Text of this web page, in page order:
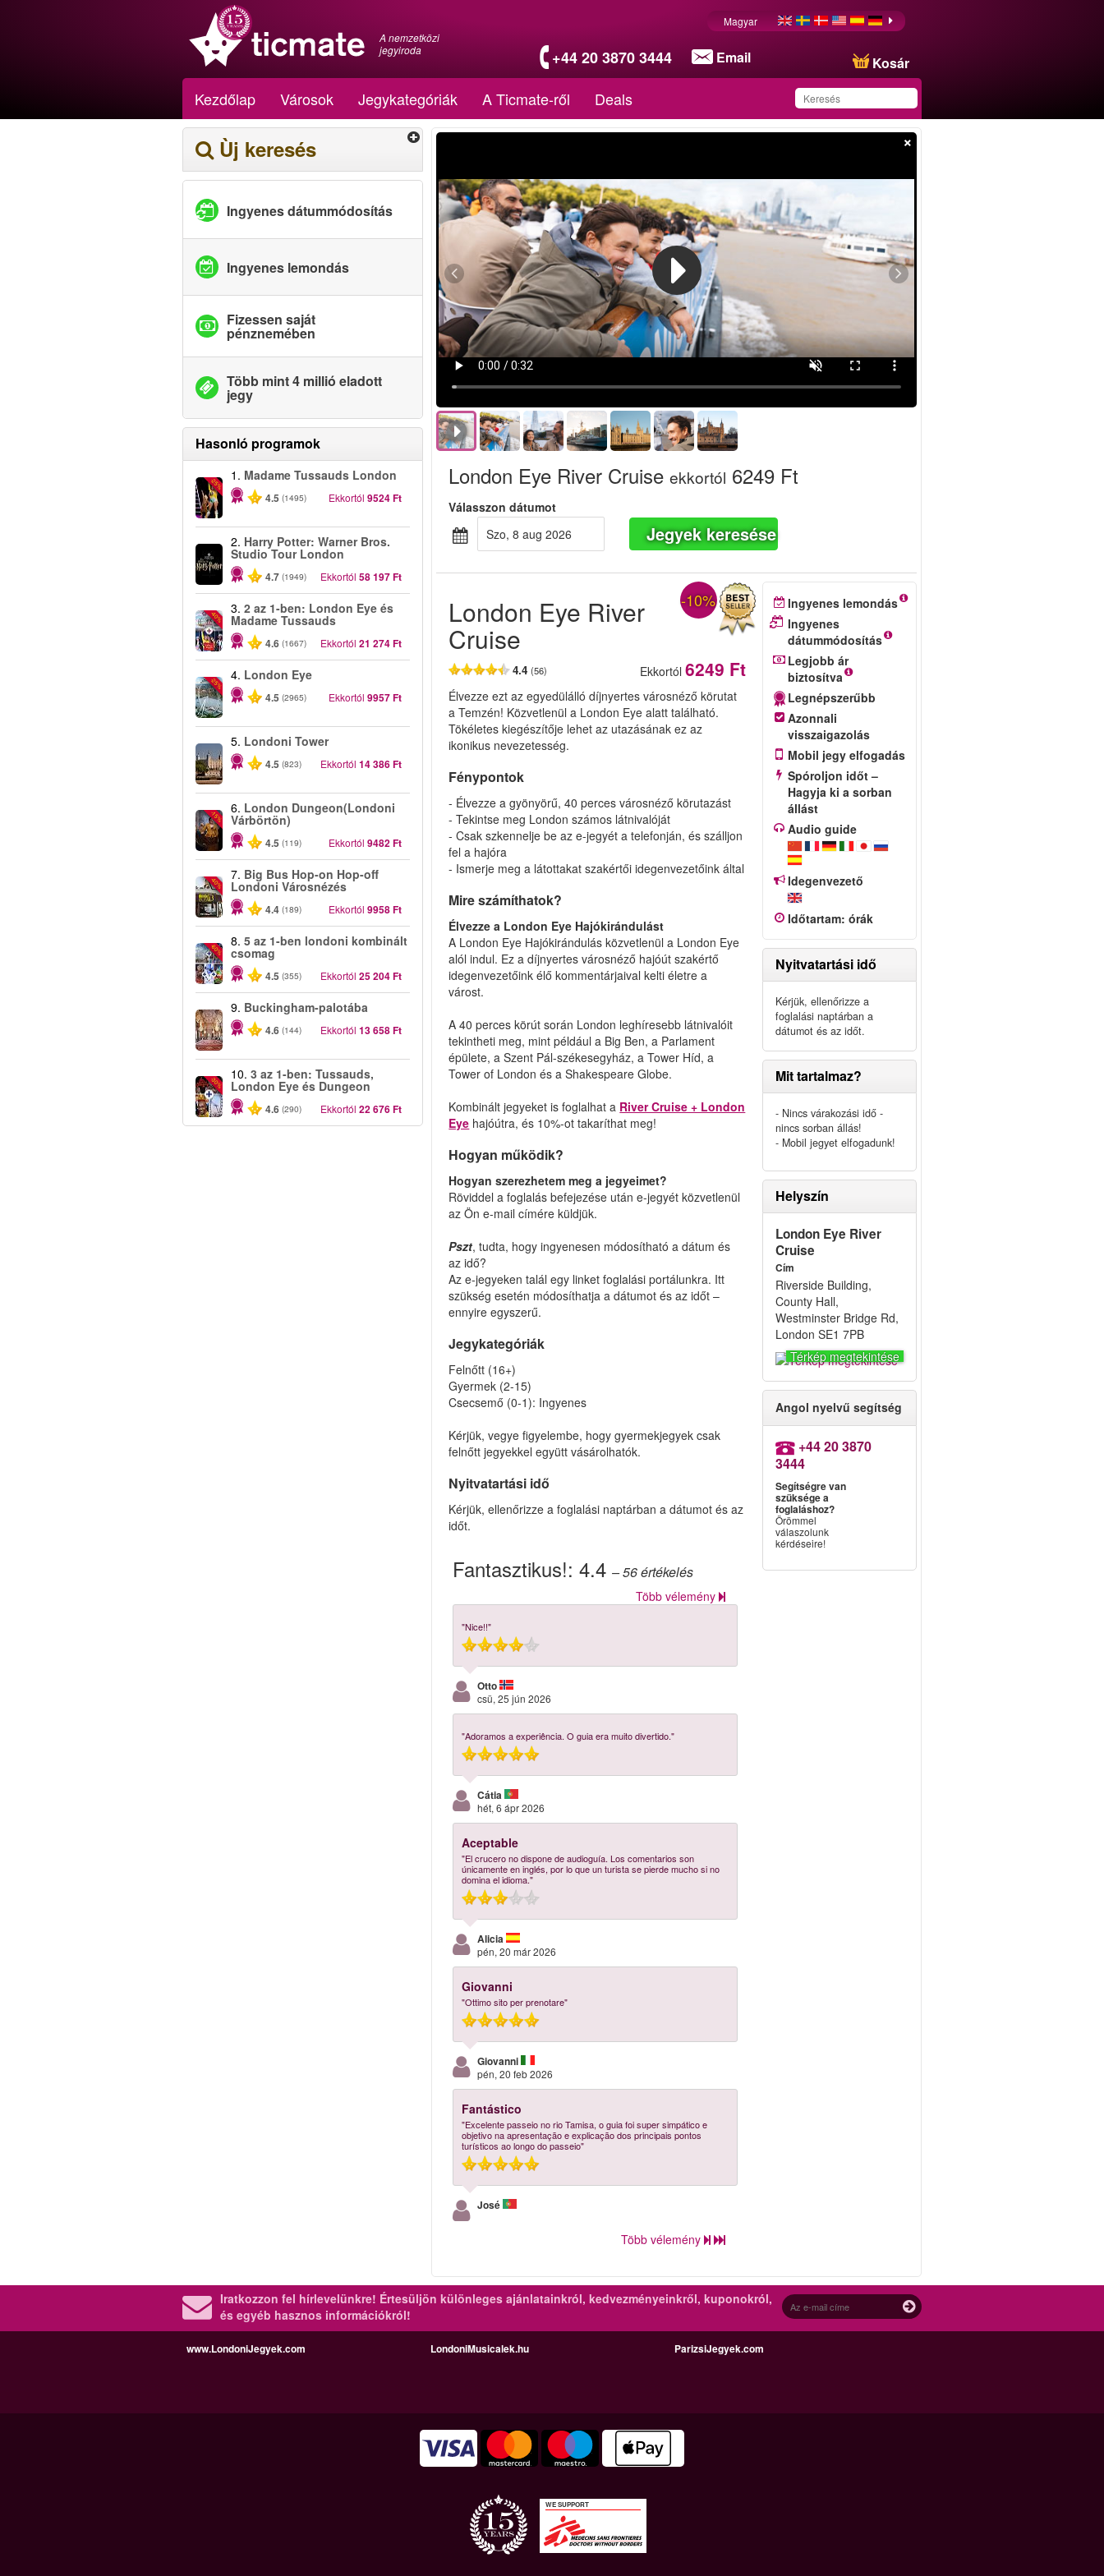
A nemzetközi
jegyiroda
+44 20 3870 3444 Email Kosár
Magyar
Kezdőlap Városok Jegykategóriák A Ticmate-ről Deals
kedvencei közé!
Ùj keresés
Ingyenes dátummódosítás
Ingyenes lemondás
Fizessen saját
pénznemében
Több mint 4 millió eladott
jegy
Hasonló programok
-25%
1. Madame Tussauds London
4.5 (1495) Ekkortól 9524 Ft
2. Harry Potter: Warner Bros.
Studio Tour London
4.7 (1949) Ekkortól 58 197 Ft
-40%
3. 2 az 1-ben: London Eye és
Madame Tussauds
4.6 (1667) Ekkortól 21 274 Ft
-25%
4. London Eye
4.5 (2965) Ekkortól 9957 Ft
5. Londoni Tower
4.5 (823) Ekkortól 14 386 Ft
-15%
6. London Dungeon(Londoni
Várbörtön)
4.5 (119) Ekkortól 9482 Ft
-40%
7. Big Bus Hop-on Hop-off
Londoni Városnézés
4.4 (189) Ekkortól 9958 Ft
-60%
8. 5 az 1-ben londoni kombinált
csomag
4.5 (355) Ekkortól 25 204 Ft
9. Buckingham-palotába
4.6 (144) Ekkortól 13 658 Ft
-30%
10. 3 az 1-ben: Tussauds,
London Eye és Dungeon
4.6 (290) Ekkortól 22 676 Ft
×
London Eye River Cruise ekkortól 6249 Ft
Válasszon dátumot
szo, 8 aug 2026
Jegyek keresése
London Eye River
Cruise
-10%
4.4(56) Ekkortól 6249 Ft
Élvezze ezt az egyedülálló díjnyertes városnéző körutat
a Temzén! Közvetlenül a London Eye alatt található.
Tökéletes kiegészítője lehet az utazásának ez az
ikonikus nevezetesség.
Fénypontok
- Élvezze a gyönyörű, 40 perces városnéző körutazást
- Tekintse meg London számos látnivalóját
- Csak szkennelje be az e-jegyét a telefonján, és szálljon
fel a hajóra
- Ismerje meg a látottakat szakértői idegenvezetőink által
Mire számíthatok?
Élvezze a London Eye Hajókirándulást
A London Eye Hajókirándulás közvetlenül a London Eye
alól indul. Ez a díjnyertes városnéző hajóút szakértő
idegenvezetőink élő kommentárjaival kelti életre a
várost.
A 40 perces körút során London leghíresebb látnivalóit
tekintheti meg, mint például a Big Ben, a Parlament
épülete, a Szent Pál-székesegyház, a Tower Híd, a
Tower of London és a Shakespeare Globe.
Kombinált jegyeket is foglalhat a River Cruise + London
Eye hajóútra, és 10%-ot takaríthat meg!
Hogyan működik?
Hogyan szerezhetem meg a jegyeimet?
Röviddel a foglalás befejezése után e-jegyét közvetlenül
az Ön e-mail címére küldjük.
Pszt, tudta, hogy ingyenesen módosítható a dátum és
az idő?
Az e-jegyeken talál egy linket foglalási portálunkra. Itt
szükség esetén módosíthatja a dátumot és az időt –
ennyire egyszerű.
Jegykategóriák
Felnőtt (16+)
Gyermek (2-15)
Csecsemő (0-1): Ingyenes
Kérjük, vegye figyelembe, hogy gyermekjegyek csak
felnőtt jegyekkel együtt vásárolhatók.
Nyitvatartási idő
Kérjük, ellenőrizze a foglalási naptárban a dátumot és az
időt.
Fantasztikus!:4.4– 56értékelés
Több vélemény
"Nice!!"
Otto
csü, 25 jún 2026
"Adoramos a experiência. O guia era muito divertido."
Cátia
hét, 6 ápr 2026
Aceptable
"El crucero no dispone de audioguía. Los comentarios son
únicamente en inglés, por lo que un turista se pierde mucho si no
domina el idioma."
Alicia
pén, 20 már 2026
Giovanni
"Ottimo sito per prenotare"
Giovanni
pén, 20 feb 2026
Fantástico
"Excelente passeio no rio Tamisa, o guia foi super simpático e
objetivo na apresentação e explicação dos principais pontos
turísticos ao longo do passeio"
José
Több vélemény
Ingyenes lemondás
Ingyenes
dátummódosítás
Legjobb ár
biztosítva
Legnépszerűbb
Azonnali
visszaigazolás
Mobil jegy elfogadás
Spóroljon időt –
Hagyja ki a sorban
állást
Audio guide
Idegenvezető
Időtartam: órák
Nyitvatartási idő
Kérjük, ellenőrizze a
foglalási naptárban a
dátumot és az időt.
Mit tartalmaz?
- Nincs várakozási idő -
nincs sorban állás!
- Mobil jegyet elfogadunk!
Helyszín
London Eye River
Cruise
Cím
Riverside Building,
County Hall,
Westminster Bridge Rd,
London SE1 7PB
Térkép megtekintése
Angol nyelvű segítség
+44 20 3870
3444
Segítségre van
szüksége a
foglaláshoz?
Örömmel
válaszolunk
kérdéseire!
Iratkozzon fel hírlevelünkre! Értesüljön különleges ajánlatainkról, kedvezményeinkről, kuponokról,
és egyéb hasznos információkról!
www.LondoniJegyek.com LondoniMusicalek.hu ParizsiJegyek.com
WE SUPPORT